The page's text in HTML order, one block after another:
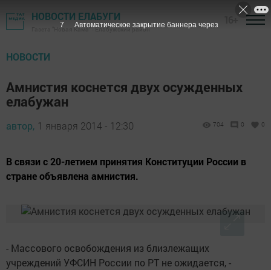
НОВОСТИ ЕЛАБУГИ
Газета "Новая Кама" - Елабужский район
НОВОСТИ
Амнистия коснется двух осужденных
елабужан
автор, 1 января 2014 - 12:30 704 0 0
В связи с 20-летием принятия Конституции России в
стране объявлена амнистия.
- Массового освобождения из близлежащих
учреждений УФСИН России по РТ не ожидается, -
6 Автоматическое закрытие баннера через